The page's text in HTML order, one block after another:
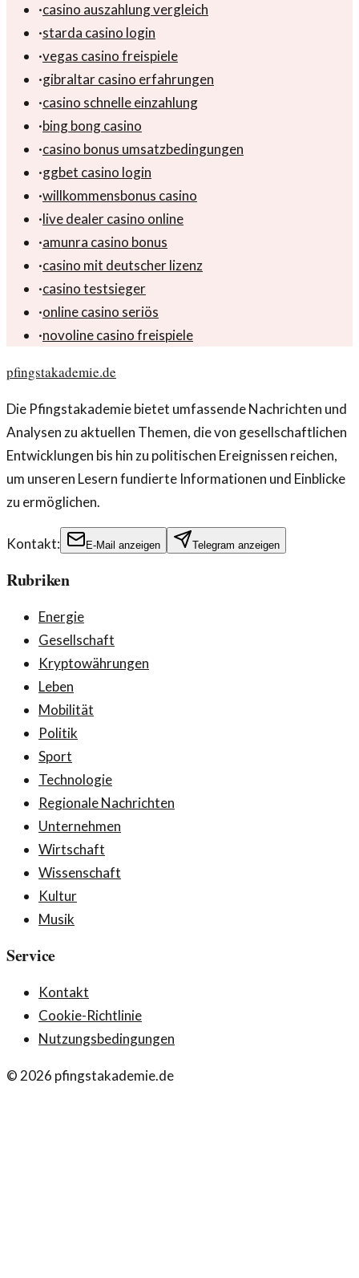
·casino auszahlung vergleich
·starda casino login
·vegas casino freispiele
·gibraltar casino erfahrungen
·casino schnelle einzahlung
·bing bong casino
·casino bonus umsatzbedingungen
·ggbet casino login
·willkommensbonus casino
·live dealer casino online
·amunra casino bonus
·casino mit deutscher lizenz
·casino testsieger
·online casino seriös
·novoline casino freispiele
pfingstakademie.de
Die Pfingstakademie bietet umfassende Nachrichten und
Analysen zu aktuellen Themen, die von gesellschaftlichen
Entwicklungen bis hin zu politischen Ereignissen reichen,
um unseren Lesern fundierte Informationen und Einblicke
zu ermöglichen.
Kontakt: E-Mail anzeigen Telegram anzeigen
Rubriken
Energie
Gesellschaft
Kryptowährungen
Leben
Mobilität
Politik
Sport
Technologie
Regionale Nachrichten
Unternehmen
Wirtschaft
Wissenschaft
Kultur
Musik
Service
Kontakt
Cookie-Richtlinie
Nutzungsbedingungen
© 2026 pfingstakademie.de